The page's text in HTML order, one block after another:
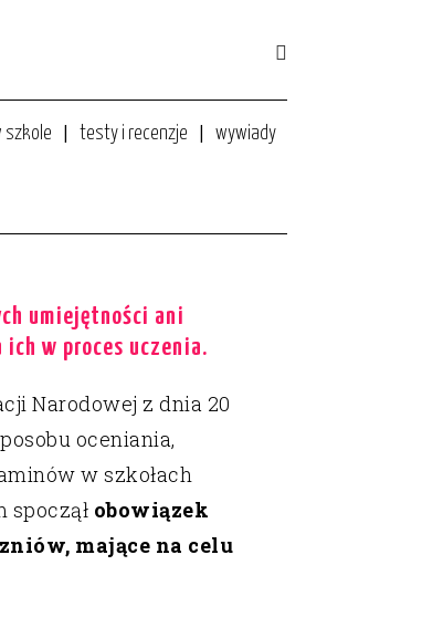
szkole testy i recenzje wywiady
24 listopada 2011
umiejętności ani
w proces uczenia.
Narodowej z dnia 20
oceniania,
w szkołach
spoczął obowiązek
mające na celu